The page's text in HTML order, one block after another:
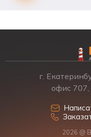
г.
офис 707,
2026 @